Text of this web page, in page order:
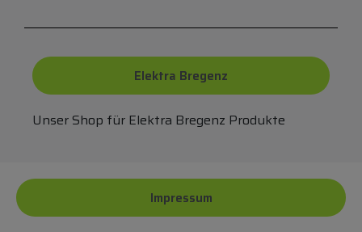
Elektra Bregenz
Unser Shop für Elektra Bregenz Produkte
Impressum